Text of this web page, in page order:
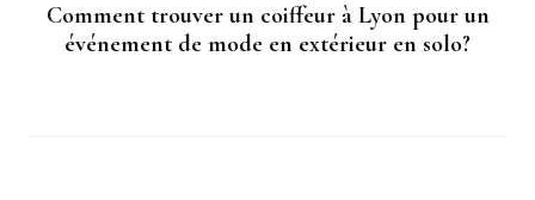
Comment trouver un coiffeur à Lyon pour un
événement de mode en extérieur en solo?